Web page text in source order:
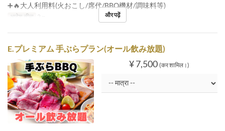
➕🔥大人利用料(火おこし/席代/BBQ機材/調味料等)
आदेश सीमा 2 ~ और पढ़ें
E.プレミアム 手ぶらプラン(オール飲み放題)
¥ 7,500 (कर शामिल।)